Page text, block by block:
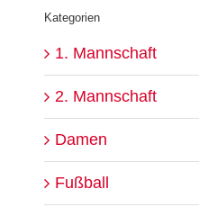
Kategorien
1. Mannschaft
2. Mannschaft
Damen
Fußball